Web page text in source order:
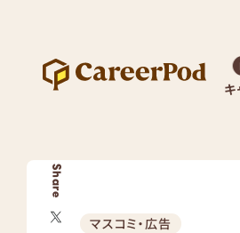
キ
Share
マスコミ・広告